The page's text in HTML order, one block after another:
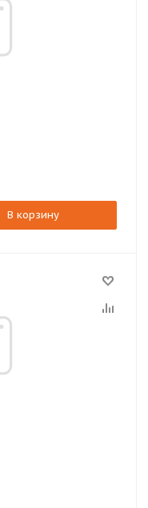
В корзину